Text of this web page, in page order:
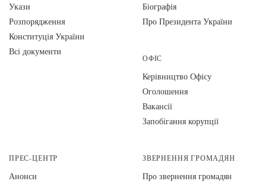
Укази
Розпорядження
Конституція України
Всі документи
Біографія
Про Президента України
ОФІС
Керівництво Офісу
Оголошення
Вакансії
Запобігання корупції
ПРЕС-ЦЕНТР
Анонси
ЗВЕРНЕННЯ ГРОМАДЯН
Про звернення громадян